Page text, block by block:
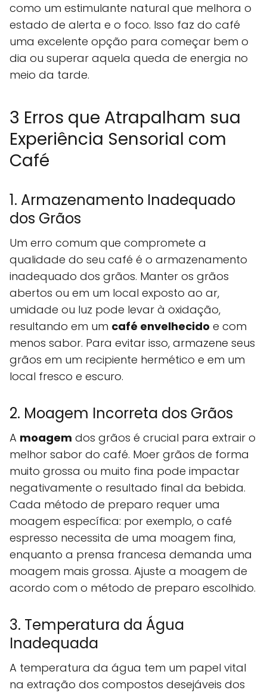
como um estimulante natural que melhora o
estado de alerta e o foco. Isso faz do café
uma excelente opção para começar bem o
dia ou superar aquela queda de energia no
meio da tarde.
3 Erros que Atrapalham sua
Experiência Sensorial com
Café
1. Armazenamento Inadequado
dos Grãos
Um erro comum que compromete a
qualidade do seu café é o armazenamento
inadequado dos grãos. Manter os grãos
abertos ou em um local exposto ao ar,
umidade ou luz pode levar à oxidação,
resultando em um café envelhecido e com
menos sabor. Para evitar isso, armazene seus
grãos em um recipiente hermético e em um
local fresco e escuro.
2. Moagem Incorreta dos Grãos
A moagem dos grãos é crucial para extrair o
melhor sabor do café. Moer grãos de forma
muito grossa ou muito fina pode impactar
negativamente o resultado final da bebida.
Cada método de preparo requer uma
moagem específica: por exemplo, o café
espresso necessita de uma moagem fina,
enquanto a prensa francesa demanda uma
moagem mais grossa. Ajuste a moagem de
acordo com o método de preparo escolhido.
3. Temperatura da Água
Inadequada
A temperatura da água tem um papel vital
na extração dos compostos desejáveis dos